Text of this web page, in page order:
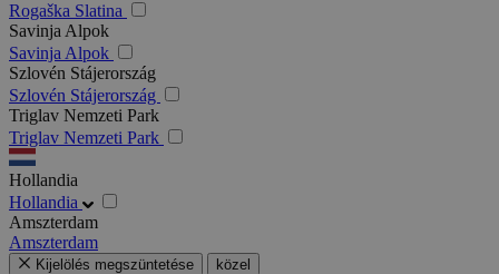
Rogaška Slatina
Savinja Alpok
Savinja Alpok
Szlovén Stájerország
Szlovén Stájerország
Triglav Nemzeti Park
Triglav Nemzeti Park
Hollandia
Hollandia
Amszterdam
Amszterdam
Kijelölés megszüntetése közel